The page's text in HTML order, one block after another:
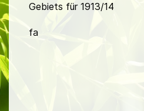
Gebiets für 1913/14
fa